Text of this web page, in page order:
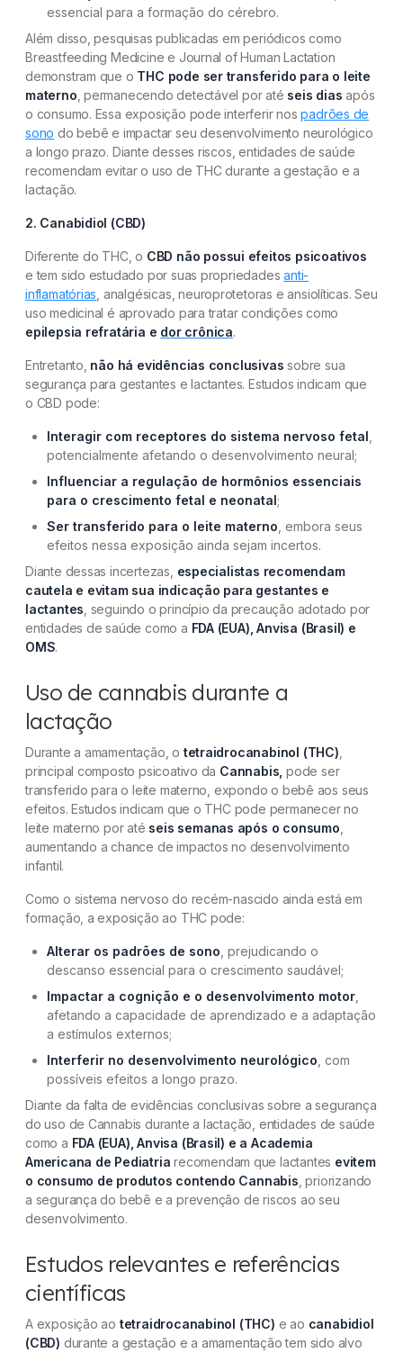
essencial para a formação do cérebro.
Além disso, pesquisas publicadas em periódicos como
Breastfeeding Medicine e Journal of Human Lactation
demonstram que o THC pode ser transferido para o leite
materno , permanecendo detectável por até seis dias após
o consumo. Essa exposição pode interferir nospadrões de
sono do bebê e impactar seu desenvolvimento neurológico
a longo prazo. Diante desses riscos, entidades de saúde
recomendam evitar o uso de THC durante a gestação e a
lactação.
2. Canabidiol (CBD)
Diferente do THC, o CBD não possui efeitos psicoativos
e tem sido estudado por suas propriedadesanti-
inflamatórias , analgésicas, neuroprotetoras e ansiolíticas. Seu
uso medicinal é aprovado para tratar condições como
epilepsia refratária e dor crônica.
Entretanto, não há evidências conclusivas sobre sua
segurança para gestantes e lactantes. Estudos indicam que
o CBD pode:
Interagir com receptores do sistema nervoso fetal
potencialmente afetando o desenvolvimento neural;
Influenciar a regulação de hormônios essenciais
para o crescimento fetal e neonatal;
Ser transferido para o leite materno , embora seus
efeitos nessa exposição ainda sejam incertos.
Diante dessas incertezas, especialistas recomendam
cautela e evitam sua indicação para gestantes e
lactantes , seguindo o princípio da precaução adotado por
entidades de saúde como a FDA (EUA), Anvisa (Brasil) e
OMS.
Uso de cannabis durante a
lactação
Durante a amamentação, o tetraidrocanabinol (THC)
principal composto psicoativo da Cannabis, pode ser
transferido para o leite materno, expondo o bebê aos seus
efeitos. Estudos indicam que o THC pode permanecer no
leite materno por até seis semanas após o consumo
aumentando a chance de impactos no desenvolvimento
infantil.
Como o sistema nervoso do recém-nascido ainda está em
formação, a exposição ao THC pode:
Alterar os padrões de sono , prejudicando o
descanso essencial para o crescimento saudável;
Impactar a cognição e o desenvolvimento motor
afetando a capacidade de aprendizado e a adaptação
a estímulos externos;
Interferir no desenvolvimento neurológico , com
possíveis efeitos a longo prazo.
Diante da falta de evidências conclusivas sobre a segurança
do uso de Cannabis durante a lactação, entidades de saúde
como a FDA (EUA), Anvisa (Brasil) e a Academia
Americana de Pediatria recomendam que lactantes evitem
o consumo de produtos contendo Cannabis , priorizando
a segurança do bebê e a prevenção de riscos ao seu
desenvolvimento.
Estudos relevantes e referências
científicas
A exposição ao tetraidrocanabinol (THC) e ao canabidiol
(CBD) durante a gestação e a amamentação tem sido alvo